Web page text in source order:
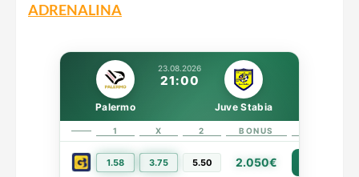
ADRENALINA
23.08.2026
21:00
Palermo Juve Stabia
1 X 2 BONUS
1.58 3.75 5.50 2.050€